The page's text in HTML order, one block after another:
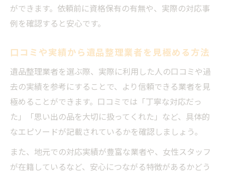
ができます。依頼前に資格保有の有無や、実際の対応事
例を確認すると安心です。
口コミや実績から遺品整理業者を見極める方法
遺品整理業者を選ぶ際、実際に利用した人の口コミや過
去の実績を参考にすることで、より信頼できる業者を見
極めることができます。口コミでは「丁寧な対応だっ
た」「思い出の品を大切に扱ってくれた」など、具体的
なエピソードが記載されているかを確認しましょう。
また、地元での対応実績が豊富な業者や、女性スタッフ
が在籍しているなど、安心につながる特徴があるかどう